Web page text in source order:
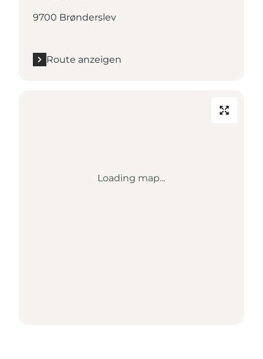
9700 Brønderslev
Route anzeigen
Loading map...